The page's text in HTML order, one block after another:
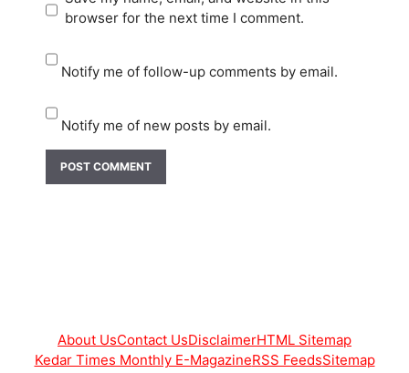
browser for the next time I comment.
Notify me of follow-up comments by email.
Notify me of new posts by email.
About UsContact UsDisclaimerHTML Sitemap
Kedar Times Monthly E-MagazineRSS FeedsSitemap